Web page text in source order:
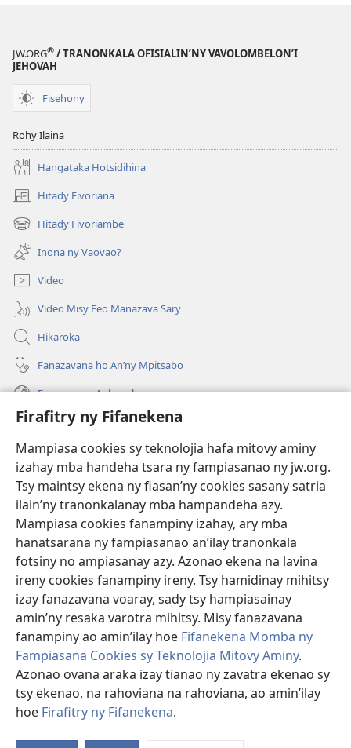
Firafitry ny Fifanekena
Mampiasa cookies sy teknolojia hafa mitovy aminy
izahay mba handeha tsara ny fampiasanao ny jw.org.
Tsy maintsy ekena ny fiasan’ny cookies sasany satria
ilain’ny tranonkalanay mba hampandeha azy.
Mampiasa cookies fanampiny izahay, ary mba
hanatsarana ny fampiasanao an’ilay tranonkala
fotsiny no ampiasanay azy. Azonao ekena na lavina
ireny cookies fanampiny ireny. Tsy hamidinay mihitsy
izay fanazavana voaray, sady tsy hampiasainay
amin’ny resaka varotra mihitsy. Misy fanazavana
fanampiny ao amin’ilay hoe Fifanekena Momba ny
Fampiasana Cookies sy Teknolojia Mitovy Aminy.
Azonao ovana araka izay tianao ny zavatra ekenao sy
tsy ekenao, na rahoviana na rahoviana, ao amin’ilay
hoe Firafitry ny Fifanekena.
JW.ORG® / TRANONKALA OFISIALIN’NY VAVOLOMBELON’I
JEHOVAH
Fisehony
Rohy Ilaina
Hangataka Hotsidihina
Hitady Fivoriana
(manokatra
rohy) Hitady Fivoriambe
(manokatra
rohy) Inona ny Vaovao?
Video
Video Misy Feo Manazava Sary
Hikaroka
Fanazavana ho An’ny Mpitsabo
Fanazavana Ankapobeny
Fanampiana
Fanomezana
(manokatra
rohy)
FITEHIRIZAM-BOKIN’NY Vavolombelon’i Jehovah
(manokatra
rohy)
JW Hub
(manokatra
rohy)
JW Library
Watchtower Library ®
Copyright© 2026 Watch Tower Bible and Tract Society of Pennsylvania.
FIFANEKENA| FIFANEKENA MOMBA NY TSIAMBARATELO
NY FIFANEKENA